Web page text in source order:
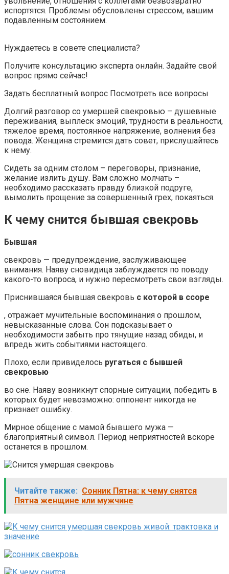
испортятся. Проблемы обусловлены стрессом, вашим
подавленным состоянием.
Нуждаетесь в совете специалиста?
Получите консультацию эксперта онлайн. Задайте свой
вопрос прямо сейчас!
Задать бесплатный вопрос Посмотреть все вопросы
Долгий разговор со умершей свекровью – душевные
переживания, выплеск эмоций, трудности в реальности,
тяжелое время, постоянное напряжение, волнения без
повода. Женщина стремится дать совет, прислушайтесь
к нему.
Сидеть за одним столом – переговоры, признание,
желание излить душу. Вам сложно молчать –
необходимо рассказать правду близкой подруге,
вымолить прощение за совершенный грех, покаяться.
К чему снится бывшая свекровь
Бывшая
свекровь — предупреждение, заслуживающее
внимания. Наяву сновидица заблуждается по поводу
какого-то вопроса, и нужно пересмотреть свои взгляды.
Приснившаяся бывшая свекровь с которой в ссоре
, отражает мучительные воспоминания о прошлом,
невысказанные слова. Сон подсказывает о
необходимости забыть про тянущие назад обиды, и
впредь жить событиями настоящего.
Плохо, если привиделось ругаться с бывшей
свекровью
во сне. Наяву возникнут спорные ситуации, победить в
которых будет невозможно: оппонент никогда не
признает ошибку.
Мирное общение с мамой бывшего мужа —
благоприятный символ. Период неприятностей вскоре
останется в прошлом.
Читайте также: Сонник Пятна: к чему снятся
Пятна женщине или мужчине